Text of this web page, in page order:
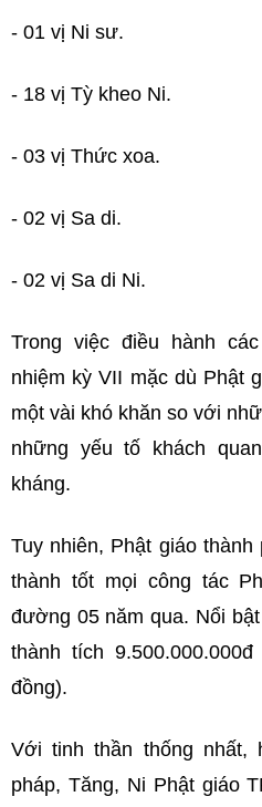
- 01 vị Ni sư.
- 18 vị Tỳ kheo Ni.
- 03 vị Thức xoa.
- 02 vị Sa di.
- 02 vị Sa di Ni.
Trong việc điều hành
nhiệm kỳ VII mặc dù Phật
một vài khó khăn so với
những yếu tố khách
kháng.
Tuy nhiên, Phật giáo
thành tốt mọi công tác
đường 05 năm qua. Nổi
thành tích
đồng).
Với tinh thần thống nhất,
pháp, Tăng, Ni Phật giáo